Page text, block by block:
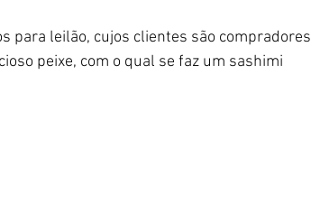
para leilão, cujos clientes são compradores
peixe, com o qual se faz um sashimi